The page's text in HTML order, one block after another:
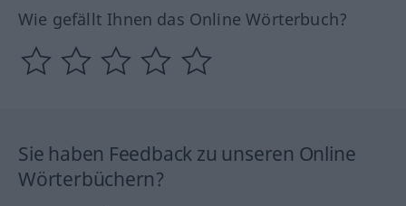
Wie gefällt Ihnen das Online Wörterbuch?
Sie haben Feedback zu unseren Online
Wörterbüchern?